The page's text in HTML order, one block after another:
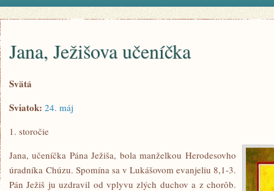
Jana, Ježišova učeníčka
Svätá
Sviatok: 24. máj
1. storočie
Jana, učeníčka Pána Ježiša, bola manželkou Herodesovho
úradníka Chúzu. Spomína sa v Lukášovom evanjeliu 8,1-3.
Pán Ježiš ju uzdravil od vplyvu zlých duchov a z chorôb.